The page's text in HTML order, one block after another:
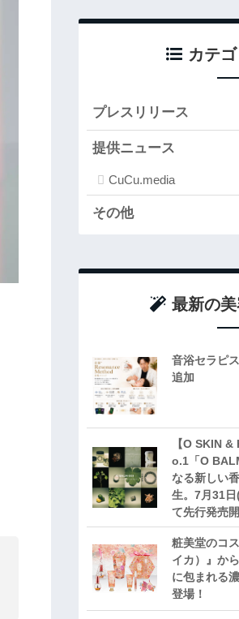
カテ
プレスリリース
提供ニュース
CuCu.media
その他
最新の
音浴セラピ
追加
【O SKIN
o.1「O
なる新しい
生。7月31
て先行発売開
粧美堂のコ
イカ）』か
に包まれる
登場！